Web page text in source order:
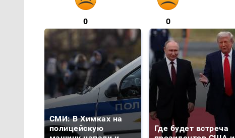
0 0
СМИ: В Химках на
полицейскую
Где будет встреча